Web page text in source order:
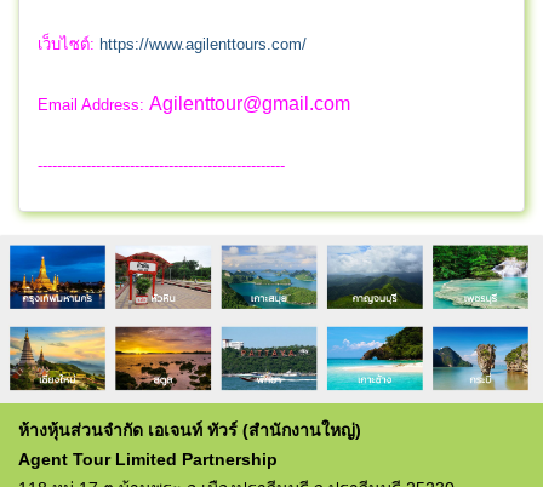
เว็บไซต์: https://www.agilenttours.com/
Email Address: Agilenttour@gmail.com
---------------------------------------------------
ห้างหุ้นส่วนจำกัด เอเจนท์ ทัวร์ (สำนักงานใหญ่)
Agent Tour Limited Partnership